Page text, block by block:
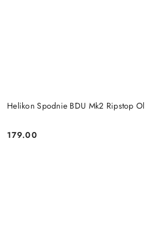
Helikon Spodnie BDU Mk2 Ripstop
Cena:
179.00